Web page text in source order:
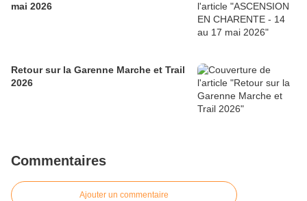
mai 2026
Retour sur la Garenne Marche et Trail
2026
Commentaires
Ajouter un commentaire